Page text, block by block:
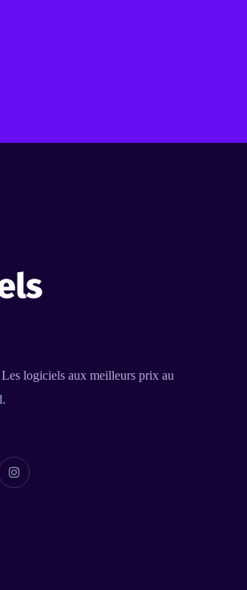
Les logiciels aux meilleurs prix au